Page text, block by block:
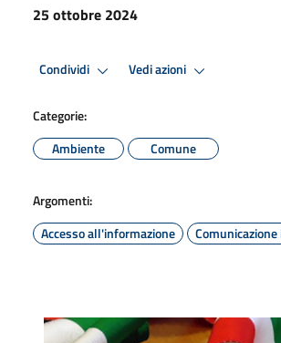
25 ottobre 2024
Condividi Vedi azioni
Categorie:
Ambiente
Comune
Argomenti:
Accesso all'informazione